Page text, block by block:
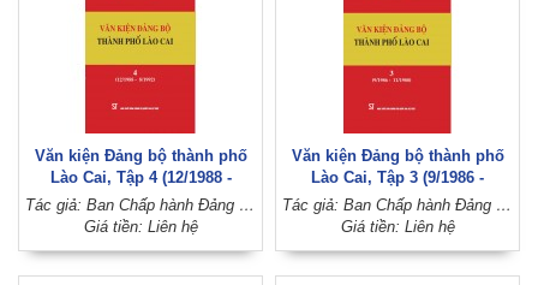
Văn kiện Đảng bộ thành phố
Lào Cai, Tập 4 (12/1988 -
8/1992)
Tác giả: Ban Chấp hành Đảng bộ thành phố Lào Cai (Đảng bộ tỉnh Lào Cai)
Giá tiền: Liên hệ
Văn kiện Đảng bộ thành phố
Lào Cai, Tập 3 (9/1986 -
11/1988)
Tác giả: Ban Chấp hành Đảng bộ thành phố Lào Cai, Đảng bộ tỉnh Lào Cai
Giá tiền: Liên hệ